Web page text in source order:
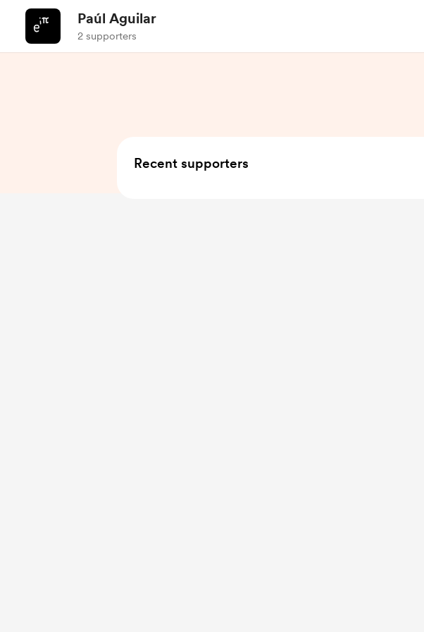
Paúl Aguilar
2 supporters
Recent supporters